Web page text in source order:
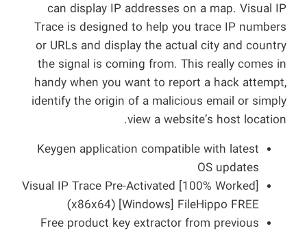
can display IP addresses on a map. Visual IP
Trace is designed to help you trace IP numbers
or URLs and display the actual city and country
the signal is coming from. This really comes in
handy when you want to report a hack attempt,
identify the origin of a malicious email or simply
view a website’s host location.
Keygen application compatible with latest
OS updates
Visual IP Trace Pre-Activated [100% Worked]
(x86x64) [Windows] FileHippo FREE
Free product key extractor from previous